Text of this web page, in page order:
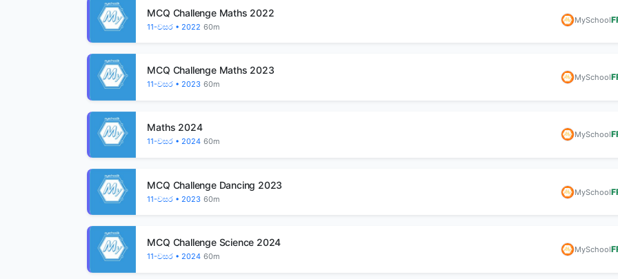
MCQ Challenge Maths 2022
11-වසර • 2022 60m
MySchool
MCQ Challenge Maths 2023
11-වසර • 2023 60m
MySchool
Maths 2024
11-වසර • 2024 60m
MySchool
MCQ Challenge Dancing 2023
11-වසර • 2023 60m
MySchool
MCQ Challenge Science 2024
11-වසර • 2024 60m
MySchool
🏫
ඔයාගේ පාසලටත් School
කරගන්න.
එකක්
කරගන්න.